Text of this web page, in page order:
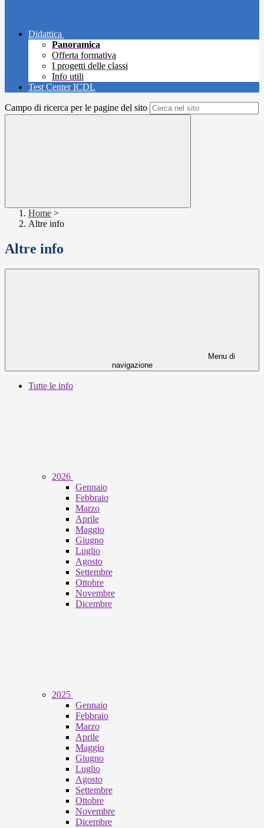
Didattica
Panoramica
Offerta formativa
I progetti delle classi
Info utili
Test Center ICDL
Campo di ricerca per le pagine del sito
Home >
Altre info
Altre info
Menu di
navigazione
Tutte le info
2026
Gennaio
Febbraio
Marzo
Aprile
Maggio
Giugno
Luglio
Agosto
Settembre
Ottobre
Novembre
Dicembre
2025
Gennaio
Febbraio
Marzo
Aprile
Maggio
Giugno
Luglio
Agosto
Settembre
Ottobre
Novembre
Dicembre